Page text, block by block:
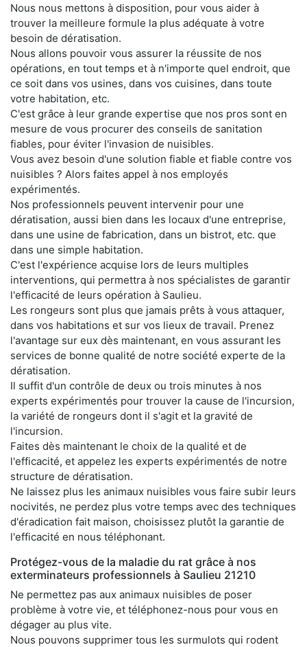
Nous nous mettons à disposition, pour vous aider à
trouver la meilleure formule la plus adéquate à votre
besoin de dératisation.
Nous allons pouvoir vous assurer la réussite de nos
opérations, en tout temps et à n'importe quel endroit, que
ce soit dans vos usines, dans vos cuisines, dans toute
votre habitation, etc.
C'est grâce à leur grande expertise que nos pros sont en
mesure de vous procurer des conseils de sanitation
fiables, pour éviter l'invasion de nuisibles.
Vous avez besoin d'une solution fiable et fiable contre vos
nuisibles ? Alors faites appel à nos employés
expérimentés.
Nos professionnels peuvent intervenir pour une
dératisation, aussi bien dans les locaux d'une entreprise,
dans une usine de fabrication, dans un bistrot, etc. que
dans une simple habitation.
C'est l'expérience acquise lors de leurs multiples
interventions, qui permettra à nos spécialistes de garantir
l'efficacité de leurs opération à Saulieu.
Les rongeurs sont plus que jamais prêts à vous attaquer,
dans vos habitations et sur vos lieux de travail. Prenez
l'avantage sur eux dès maintenant, en vous assurant les
services de bonne qualité de notre société experte de la
dératisation.
Il suffit d'un contrôle de deux ou trois minutes à nos
experts expérimentés pour trouver la cause de l'incursion,
la variété de rongeurs dont il s'agit et la gravité de
l'incursion.
Faites dès maintenant le choix de la qualité et de
l'efficacité, et appelez les experts expérimentés de notre
structure de dératisation.
Ne laissez plus les animaux nuisibles vous faire subir leurs
nocivités, ne perdez plus votre temps avec des techniques
d'éradication fait maison, choisissez plutôt la garantie de
l'efficacité en nous téléphonant.
Protégez-vous de la maladie du rat grâce à nos
exterminateurs professionnels à Saulieu 21210
Ne permettez pas aux animaux nuisibles de poser
problème à votre vie, et téléphonez-nous pour vous en
dégager au plus vite.
Nous pouvons supprimer tous les surmulots qui rodent